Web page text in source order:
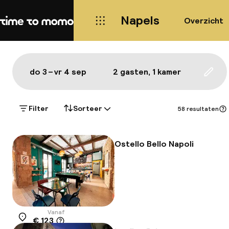
Home Napels Overzicht
Kaart Napels: de beste hotels
Toon op de kaart:
do 3 – vr 4 sep 2 gasten, 1 kamer
Filter Sorteer 58 resultaten
Ostello Bello Napoli
Locatie
Vanaf
€ 123